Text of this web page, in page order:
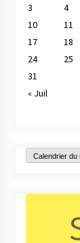
3
4
10
11
17
18
24
25
31
« Juil
Calendrier du